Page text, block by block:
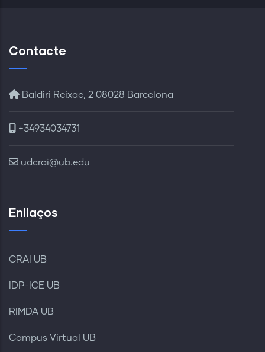
Contacte
Baldiri Reixac, 2 08028 Barcelona
+34934034731
udcrai@ub.edu
Enllaços
CRAI UB
IDP-ICE UB
RIMDA UB
Campus Virtual UB